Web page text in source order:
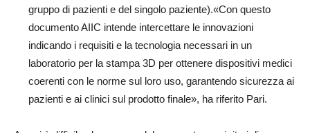
gruppo di pazienti e del singolo paziente).«Con questo
documento AIIC intende intercettare le innovazioni
indicando i requisiti e la tecnologia necessari in un
laboratorio per la stampa 3D per ottenere dispositivi medici
coerenti con le norme sul loro uso, garantendo sicurezza ai
pazienti e ai clinici sul prodotto finale», ha riferito Pari.